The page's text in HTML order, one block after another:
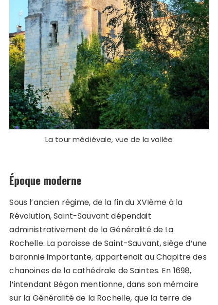
La tour médiévale, vue de la vallée
Époque moderne
Sous l’ancien régime, de la fin du XVIème à la
Révolution, Saint-Sauvant dépendait
administrativement de la Généralité de La
Rochelle. La paroisse de Saint-Sauvant, siège d’une
baronnie importante, appartenait au Chapitre des
chanoines de la cathédrale de Saintes. En 1698,
l’intendant Bégon mentionne, dans son mémoire
sur la Généralité de la Rochelle, que la terre de